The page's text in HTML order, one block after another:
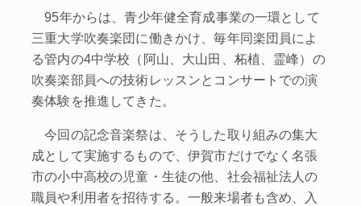
95年からは、青少年健全育成事業の一環として
三重大学吹奏楽団に働きかけ、毎年同楽団員によ
る管内の4中学校（阿山、大山田、柘植、霊峰）の
吹奏楽部員への技術レッスンとコンサートでの演
奏体験を推進してきた。
今回の記念音楽祭は、そうした取り組みの集大
成として実施するもので、伊賀市だけでなく名張
市の小中高校の児童・生徒の他、社会福祉法人の
職員や利用者を招待する。一般来場者も含め、入